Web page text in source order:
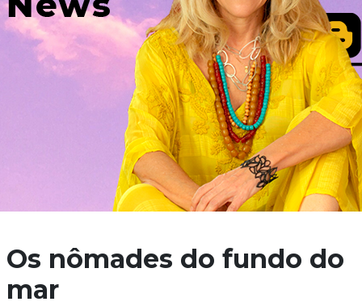
Os nômades do fundo do
mar